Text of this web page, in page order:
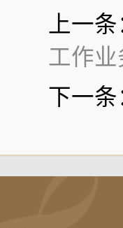
上一条
工作
下一条